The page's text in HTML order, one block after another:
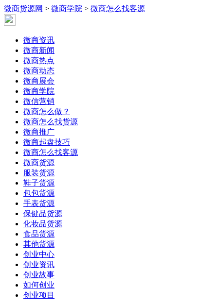
微商货源网 > 微商学院 > 微商怎么找客源
微商资讯
微商新闻
微商热点
微商动态
微商展会
微商学院
微信营销
微商怎么做？
微商怎么找货源
微商推广
微商起盘技巧
微商怎么找客源
微商货源
服装货源
鞋子货源
包包货源
手表货源
保健品货源
化妆品货源
食品货源
其他货源
创业中心
创业资讯
创业故事
如何创业
创业项目